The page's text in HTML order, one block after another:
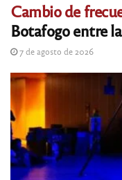
Cambio de
Botafogo entre
7 de agosto de 2026